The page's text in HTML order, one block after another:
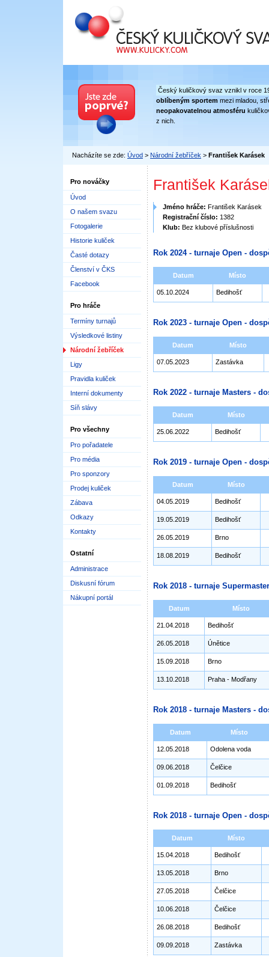
Český kuličkový svaz
Český kuličkový svaz vznikl v roce
oblíbeným sportem mezi mladou,
neopakovatelnou atmosféru
z nich.
Nacházíte se zde: Úvod > Národní žebříček > František Karásek
Pro nováčky
Úvod
O našem svazu
Fotogalerie
Historie kuliček
Časté dotazy
Členství v ČKS
Facebook
Pro hráče
Termíny turnajů
Výsledkové listiny
Národní žebříček
Ligy
Pravidla kuliček
Interní dokumenty
Síň slávy
Pro všechny
Pro pořadatele
Pro média
Pro sponzory
Prodej kuliček
Zábava
Odkazy
Kontakty
Ostatní
Administrace
Diskusní fórum
Nákupní portál
František
Jméno hráče: František Karásek
Registrační číslo: 1382
Klub: Bez klubové příslušnosti
Rok 2024 - turnaje Open -
Datum Místo
05.10.2024 Bedihošť
Rok 2023 - turnaje Open -
Datum Místo
07.05.2023 Zastávka
Rok 2022 - turnaje Masters -
Datum Místo
25.06.2022 Bedihošť
Rok 2019 - turnaje Open -
Datum Místo
04.05.2019 Bedihošť
19.05.2019 Bedihošť
26.05.2019 Brno
18.08.2019 Bedihošť
Rok 2018 - turnaje
Datum Místo
21.04.2018 Bedihošť
26.05.2018 Únětice
15.09.2018 Brno
13.10.2018 Praha - Modřany
Rok 2018 - turnaje Masters -
Datum Místo
12.05.2018 Odolena voda
09.06.2018 Čelčice
01.09.2018 Bedihošť
Rok 2018 - turnaje Open -
Datum Místo
15.04.2018 Bedihošť
13.05.2018 Brno
27.05.2018 Čelčice
10.06.2018 Čelčice
26.08.2018 Bedihošť
09.09.2018 Zastávka